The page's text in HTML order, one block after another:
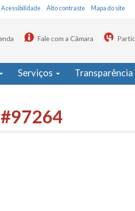
Acessibilidade Alto contraste Mapa do site
Fale com a Câmara
Serviços Transparência